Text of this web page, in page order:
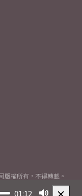
01:12
版權所有，不得轉載。
All rights reserved.